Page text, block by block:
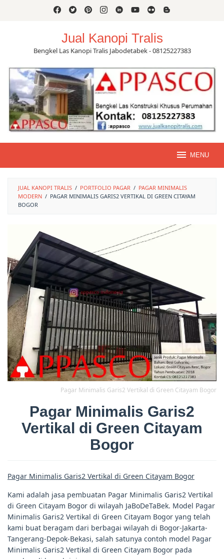
Jual Kanopi Tralis
Bengkel Las Kanopi Tralis Jabodetabek - 08125227383
MENU
JUAL KANOPI TRALIS / PORTFOLIO PAGAR / PAGAR MINIMALIS
MODERN / PAGAR MINIMALIS GARIS2 VERTIKAL DI GREEN CITAYAM
BOGOR
Pagar Minimalis Garis2 Vertikal di Green Citayam Bogor
Pagar Minimalis Garis2
Vertikal di Green Citayam
Bogor
Pagar Minimalis Garis2 Vertikal di Green Citayam Bogor
Kami adalah jasa pembuatan Pagar Minimalis Garis2 Vertikal
di Green Citayam Bogor di wilayah JaBoDeTaBek. Model Pagar
Minimalis Garis2 Vertikal di Green Citayam Bogor yang telah
kami buat beragam dari berbagai wilayah di Bogor-Jakarta-
Tangerang-Depok-Bekasi, salah satunya contoh model Pagar
Minimalis Garis2 Vertikal di Green Citayam Bogor pada